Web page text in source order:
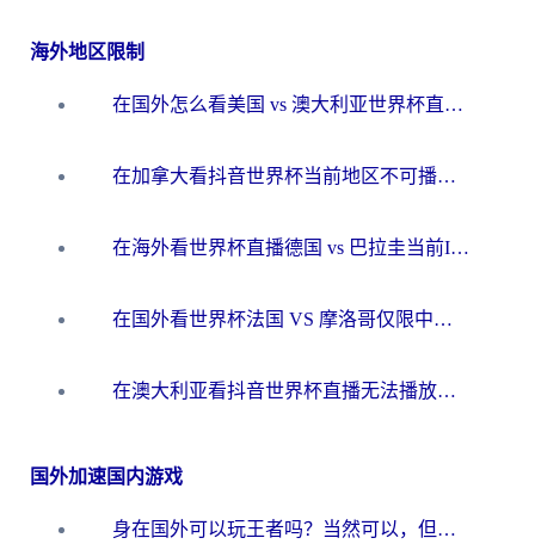
海外地区限制
在国外怎么看美国 vs 澳大利亚世界杯直播？海外党必藏的中文解说观赛指南
在加拿大看抖音世界杯当前地区不可播放？海外党体育观赛终极指南
在海外看世界杯直播德国 vs 巴拉圭当前IP受限制？这篇指南帮你轻松解决地区限制
在国外看世界杯法国 VS 摩洛哥仅限中国大陆？别让地域限制拦下你的欢呼
在澳大利亚看抖音世界杯直播无法播放？海外党体育观赛终极指南来了！
国外加速国内游戏
身在国外可以玩王者吗？当然可以，但你需要这份“加速”指南